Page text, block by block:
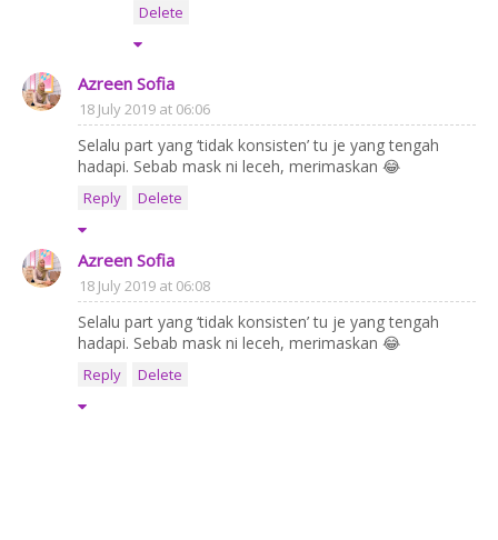
Delete
Azreen Sofia
18 July 2019 at 06:06
Selalu part yang ‘tidak konsisten’ tu je yang tengah
hadapi. Sebab mask ni leceh, merimaskan 😂
Reply Delete
Azreen Sofia
18 July 2019 at 06:08
Selalu part yang ‘tidak konsisten’ tu je yang tengah
hadapi. Sebab mask ni leceh, merimaskan 😂
Reply Delete